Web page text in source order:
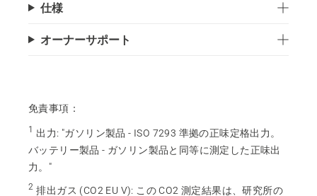
仕様
オーナーサポート
免責事項：
1 出力: "ガソリン製品 - ISO 7293 準拠の正味定格出力。
バッテリー製品 - ガソリン製品と同等に測定した正味出
力。"
2 排出ガス (CO2 EU V): この CO2 測定結果は、研究所の